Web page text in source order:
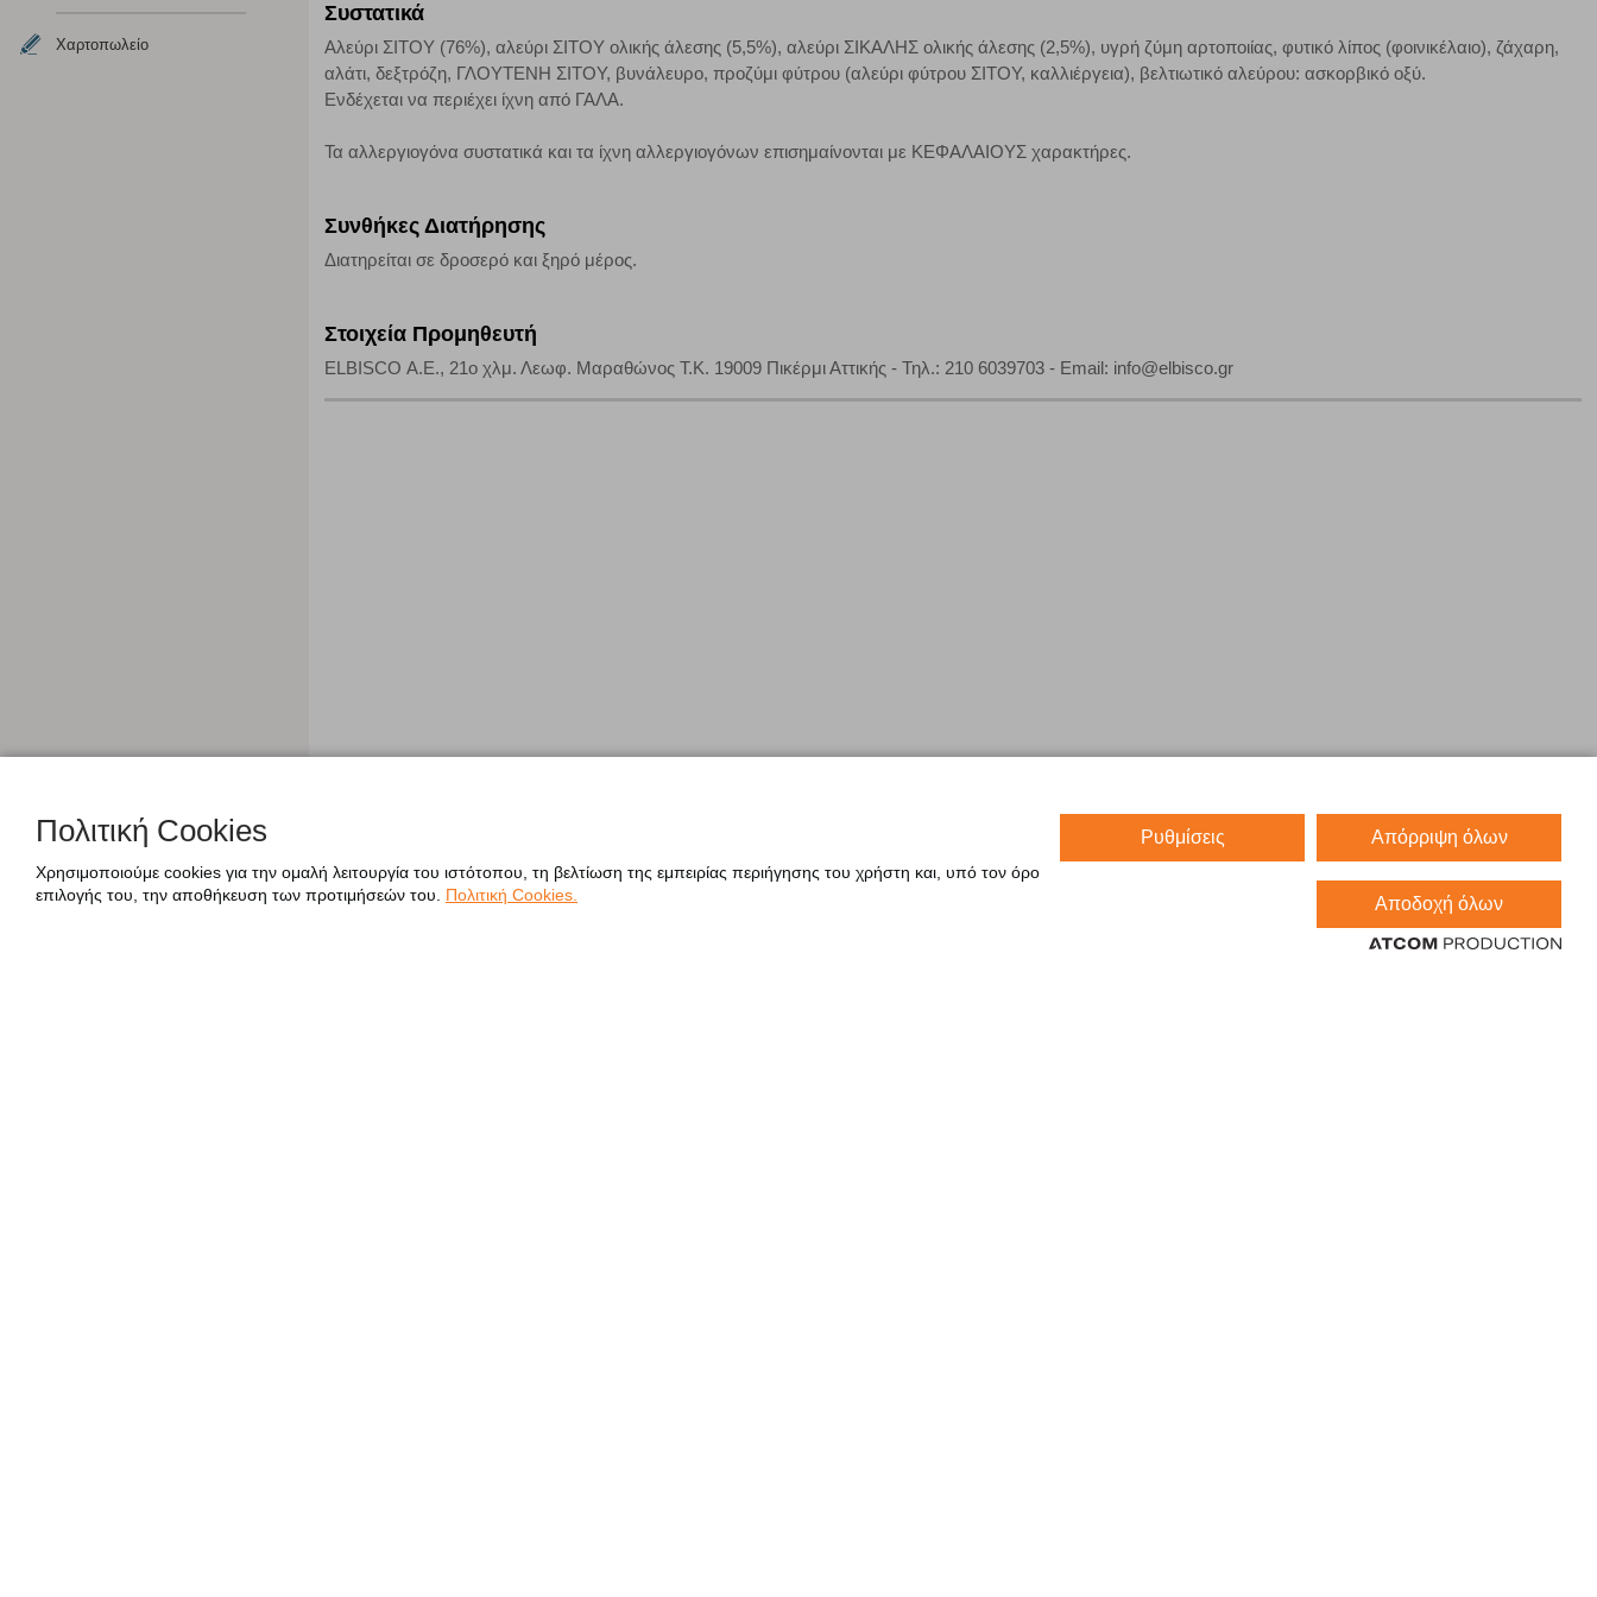
Χαρτοπωλείο
Συστατικά
Αλεύρι ΣΙΤΟΥ (76%), αλεύρι ΣΙΤΟΥ ολικής άλεσης (5,5%), αλεύρι ΣΙΚΑΛΗΣ ολικής άλεσης (2,5%), υγρή ζύμη αρτοποιίας, φυτικό λίπος (φοινικέλαιο), ζάχαρη,
αλάτι, δεξτρόζη, ΓΛΟΥΤΕΝΗ ΣΙΤΟΥ, βυνάλευρο, προζύμι φύτρου (αλεύρι φύτρου ΣΙΤΟΥ, καλλιέργεια), βελτιωτικό αλεύρου: ασκορβικό οξύ.
Ενδέχεται να περιέχει ίχνη από ΓΑΛΑ.
Τα αλλεργιογόνα συστατικά και τα ίχνη αλλεργιογόνων επισημαίνονται με ΚΕΦΑΛΑΙΟΥΣ χαρακτήρες.
Συνθήκες Διατήρησης
Διατηρείται σε δροσερό και ξηρό μέρος.
Στοιχεία Προμηθευτή
ELBISCO Α.Ε., 21ο χλμ. Λεωφ. Μαραθώνος Τ.Κ. 19009 Πικέρμι Αττικής - Τηλ.: 210 6039703 - Email: info@elbisco.gr
Πολιτική Cookies
Χρησιμοποιούμε cookies για την ομαλή λειτουργία του ιστότοπου, τη βελτίωση της εμπειρίας περιήγησης του χρήστη και, υπό τον όρο
επιλογής του, την αποθήκευση των προτιμήσεών του.
Πολιτική Cookies.
Ρυθμίσεις Απόρριψη όλων
Αποδοχή όλων
Απολύτως απαραίτητα cookies
Η συγκεκριμένη κατηγορία cookies είναι απαραίτητη για τη λειτουργία του ιστότοπου και ενεργοποιημένη. Έχετε ωστόσο τη δυνατότητα να ρυθμίσετε το πρόγραμμα περιήγησής σας ώστε να
αποκλείει ή να σας ειδοποιεί σχετικά με αυτά τα cookies, με το ενδεχόμενο σε αυτήν την περίπτωση ορισμένα τμήματα του ιστότοπου να μη λειτουργούν.
Αποθήκευση ρυθμίσεων Απόρριψη όλων